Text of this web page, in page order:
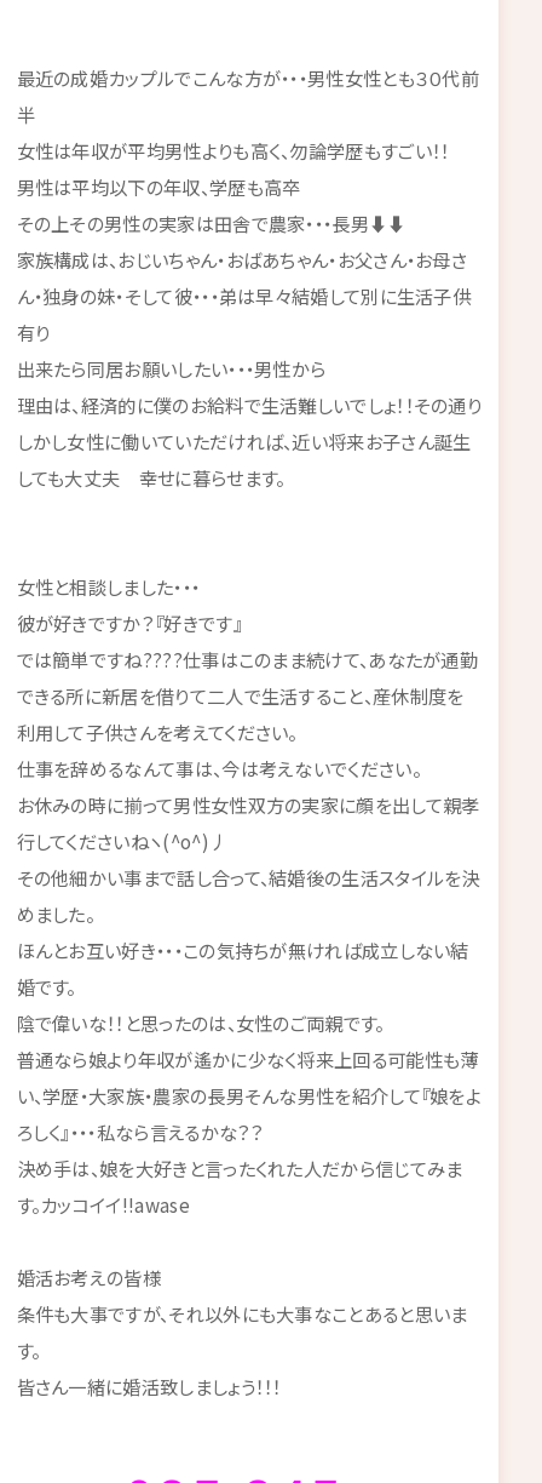
最近の成婚カップルでこんな方が・・・男性女性とも３０代前
半
女性は年収が平均男性よりも高く、勿論学歴もすごい！！
男性は平均以下の年収、学歴も高卒
その上その男性の実家は田舎で農家・・・長男⬇⬇
家族構成は、おじいちゃん・おばあちゃん・お父さん・お母さ
ん・独身の妹・そして彼・・・弟は早々結婚して別に生活子供
有り
出来たら同居お願いしたい・・・男性から
理由は、経済的に僕のお給料で生活難しいでしょ！！その通り
しかし女性に働いていただければ、近い将来お子さん誕生
しても大丈夫 幸せに暮らせます。
女性と相談しました・・・
彼が好きですか？『好きです』
では簡単ですね????仕事はこのまま続けて、あなたが通勤
できる所に新居を借りて二人で生活すること、産休制度を
利用して子供さんを考えてください。
仕事を辞めるなんて事は、今は考えないでください。
お休みの時に揃って男性女性双方の実家に顔を出して親孝
行してくださいねヽ(^o^)丿
その他細かい事まで話し合って、結婚後の生活スタイルを決
めました。
ほんとお互い好き・・・この気持ちが無ければ成立しない結
婚です。
陰で偉いな！！と思ったのは、女性のご両親です。
普通なら娘より年収が遙かに少なく将来上回る可能性も薄
い、学歴・大家族・農家の長男そんな男性を紹介して『娘をよ
ろしく』・・・私なら言えるかな？？
決め手は、娘を大好きと言ったくれた人だから信じてみま
す。カッコイイ!!awase
婚活お考えの皆様
条件も大事ですが、それ以外にも大事なことあると思いま
す。
皆さん一緒に婚活致しましょう！！！